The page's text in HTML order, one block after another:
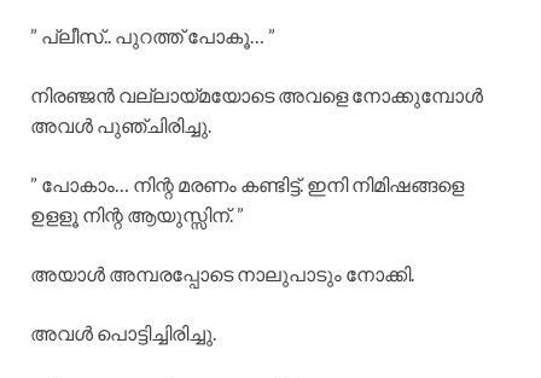
” പ്ലീസ്.. പുറത്ത് പോകൂ… ”
നിരഞ്ജൻ വല്ലായ്മയോടെ അവളെ നോക്കുമ്പോൾ
അവൾ പുഞ്ചിരിച്ചു.
” പോകാം… നിന്റ മരണം കണ്ടിട്ട്. ഇനി നിമിഷങ്ങളെ
ഉളളൂ നിന്റ ആയുസ്സിന്. ”
അയാൾ അമ്പരപ്പോടെ നാലുപാടും നോക്കി.
അവൾ പൊട്ടിച്ചിരിച്ചു.